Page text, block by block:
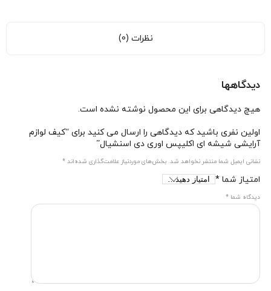
نظرات (0)
دیدگاهها
هیچ دیدگاهی برای این محصول نوشته نشده است.
اولین نفری باشید که دیدگاهی را ارسال می کنید برای “کیف لوازم
آرایشی شیشه ای اکلیپس اوری دی اسنشیال”
نشانی ایمیل شما منتشر نخواهد شد. بخش‌های موردنیاز علامت‌گذاری شده‌اند *
امتیاز شما *
دیدگاه شما *